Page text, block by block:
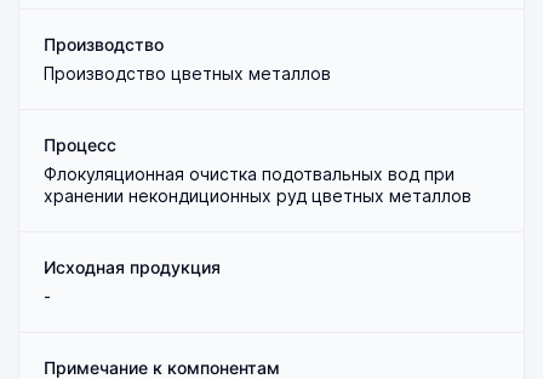
Производство
Производство цветных металлов
Процесс
Флокуляционная очистка подотвальных вод при
хранении некондиционных руд цветных металлов
Исходная продукция
-
Примечание к компонентам